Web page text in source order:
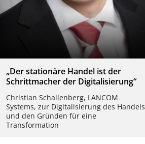
„Der stationäre Handel ist der
Schrittmacher der Digitalisierung“
Christian Schallenberg, LANCOM
Systems, zur Digitalisierung des Handels
und den Gründen für eine
Transformation